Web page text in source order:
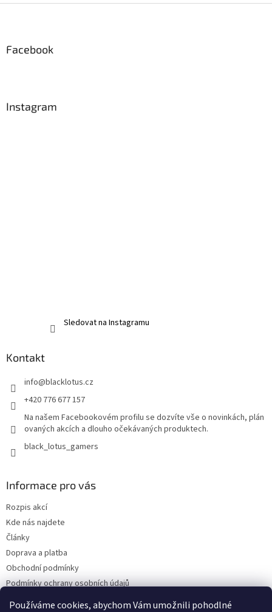
Používáme cookies, abychom Vám umožnili pohodlné
v
Facebook
Instagram
Sledovat na Instagramu
Kontakt
info@blacklotus.cz
+420 776 677 157
Na našem Facebookovém profilu se dozvíte vše o novinkách, plán
ovaných akcích a dlouho očekávaných produktech.
black_lotus_gamers
Informace pro vás
Rozpis akcí
Kde nás najdete
Články
Doprava a platba
Obchodní podmínky
Podmínky ochrany osobních údajů
Bonusový program - kredity